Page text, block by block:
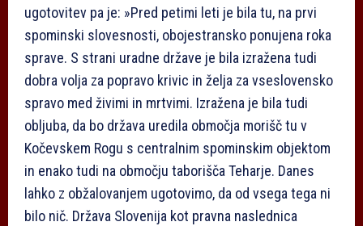
ugotovitev pa je: »Pred petimi leti je bila tu, na prvi
spominski slovesnosti, obojestransko ponujena roka
sprave. S strani uradne države je bila izražena tudi
dobra volja za popravo krivic in želja za vseslovensko
spravo med živimi in mrtvimi. Izražena je bila tudi
obljuba, da bo država uredila območja morišč tu v
Kočevskem Rogu s centralnim spominskim objektom
in enako tudi na območju taborišča Teharje. Danes
lahko z obžalovanjem ugotovimo, da od vsega tega ni
bilo nič. Država Slovenija kot pravna naslednica